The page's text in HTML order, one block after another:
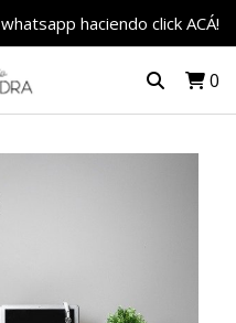
haciendo click ACÁ!
0